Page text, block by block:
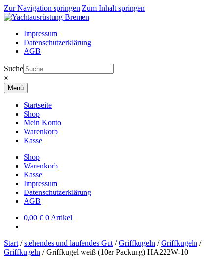
Zur Navigation springen Zum Inhalt springen
Impressum
Datenschutzerklärung
AGB
Suche
×
Menü
Startseite
Shop
Mein Konto
Warenkorb
Kasse
Shop
Warenkorb
Kasse
Impressum
Datenschutzerklärung
AGB
0,00 € 0 Artikel
Start /stehendes und laufendes Gut /Griffkugeln /Griffkugeln /
Griffkugeln /Griffkugel weiß (10er Packung) HA222W-10